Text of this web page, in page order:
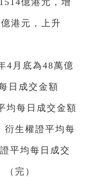
億港元，增
港元，上升
4月底為48萬億
日成交金額
均每日成交金額
衍生權證平均每
平均每日成交
完）